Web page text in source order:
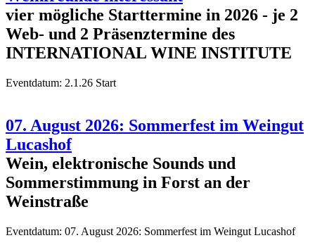
vier mögliche Starttermine in 2026 - je 2
Web- und 2 Präsenztermine des
INTERNATIONAL WINE INSTITUTE
Eventdatum: 2.1.26 Start
07. August 2026: Sommerfest im Weingut
Lucashof
Wein, elektronische Sounds und
Sommerstimmung in Forst an der
Weinstraße
Eventdatum: 07. August 2026: Sommerfest im Weingut Lucashof